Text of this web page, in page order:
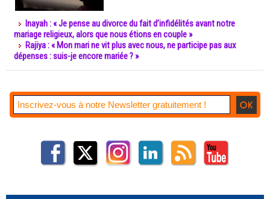
Inayah : « Je pense au divorce du fait d’infidélités avant notre
mariage religieux, alors que nous étions en couple »
Rajiya : « Mon mari ne vit plus avec nous, ne participe pas aux
dépenses : suis-je encore mariée ? »